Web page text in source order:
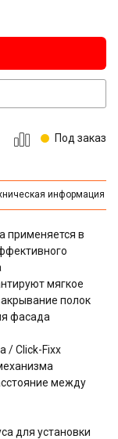
Под заказ
информация
применяется в
мягкое
полок
фасада
/ Click-Fixx
между
для установки